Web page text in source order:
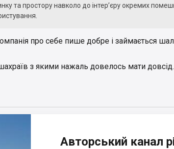
та простору навколо до інтер’єру окремих
компанія «LEV Development» створює житло, в
життям на повну!
про себе пише добре і займається
з якими нажаль довелось мати довсід.
Авторський канал